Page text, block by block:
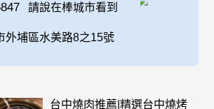
請說在棒城市看到
外埔區水美路8之15號
台中燒肉推薦|精選台中燒烤